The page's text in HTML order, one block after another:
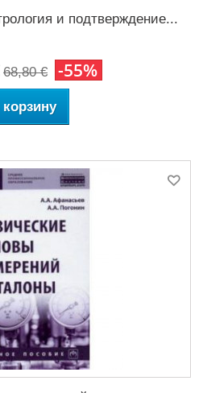
и подтверждение...
68,80 € -55%